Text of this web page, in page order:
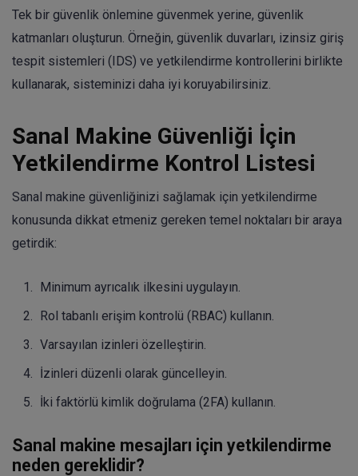
Tek bir güvenlik önlemine güvenmek yerine, güvenlik
katmanları oluşturun. Örneğin, güvenlik duvarları, izinsiz giriş
tespit sistemleri (IDS) ve yetkilendirme kontrollerini birlikte
kullanarak, sisteminizi daha iyi koruyabilirsiniz.
Sanal Makine Güvenliği İçin
Yetkilendirme Kontrol Listesi
Sanal makine güvenliğinizi sağlamak için yetkilendirme
konusunda dikkat etmeniz gereken temel noktaları bir araya
getirdik:
Minimum ayrıcalık ilkesini uygulayın.
Rol tabanlı erişim kontrolü (RBAC) kullanın.
Varsayılan izinleri özelleştirin.
İzinleri düzenli olarak güncelleyin.
İki faktörlü kimlik doğrulama (2FA) kullanın.
Sanal makine mesajları için yetkilendirme
neden gereklidir?